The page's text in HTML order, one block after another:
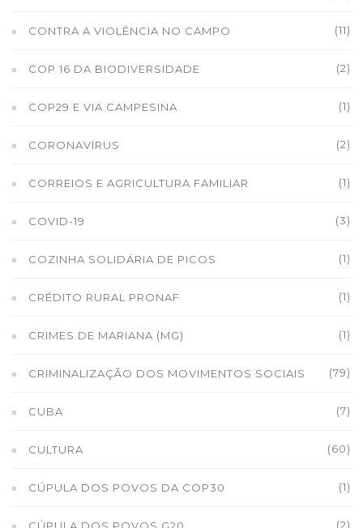
CONTRA A VIOLÊNCIA NO CAMPO (11)
COP 16 DA BIODIVERSIDADE (2)
COP29 E VIA CAMPESINA (1)
CORONAVÍRUS (2)
CORREIOS E AGRICULTURA FAMILIAR (1)
COVID-19 (3)
COZINHA SOLIDÁRIA DE PICOS (1)
CRÉDITO RURAL PRONAF (1)
CRIMES DE MARIANA (MG) (1)
CRIMINALIZAÇÃO DOS MOVIMENTOS SOCIAIS (79)
CUBA (7)
CULTURA (60)
CÚPULA DOS POVOS DA COP30 (1)
(2)